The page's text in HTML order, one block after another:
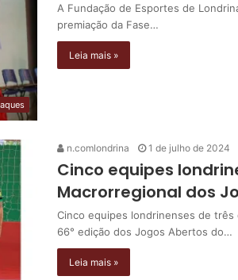
A Fundação de Esportes de
premiação da Fase…
Leia mais »
n.comlondrina 1 de julho de 2024
Cinco equipes
Macrorregional dos
Cinco equipes londrinenses de três
66° edição dos Jogos Abertos do…
Leia mais »